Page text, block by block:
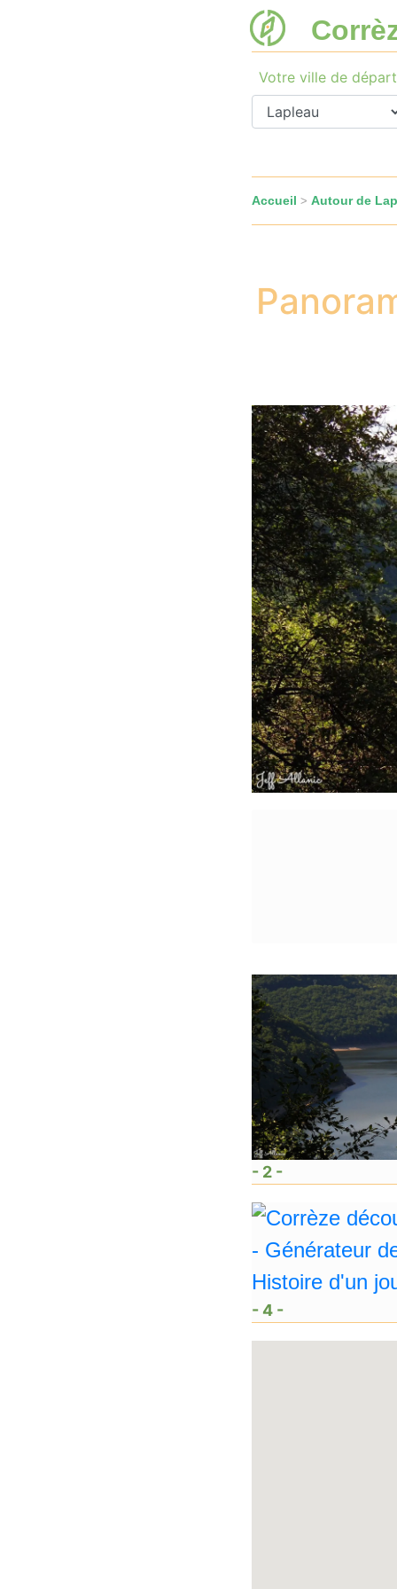
Votre ville de départ
Accueil > Autour de
- 2 -
- 4 -